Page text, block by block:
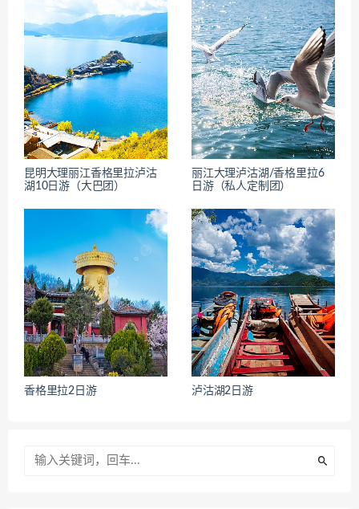
昆明大理丽江香格里拉泸沽
湖10日游（大巴团）
丽江大理泸沽湖/香格里拉6
日游（私人定制团）
香格里拉2日游 泸沽湖2日游